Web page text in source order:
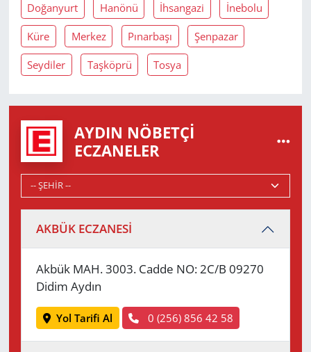
Doğanyurt Hanönü İhsangazi İnebolu
Küre Merkez Pınarbaşı Şenpazar
Seydiler Taşköprü Tosya
AYDIN NÖBETÇI
ECZANELER
AKBÜK ECZANESİ
Akbük MAH. 3003. Cadde NO: 2C/B 09270
Didim Aydın
Yol Tarifi Al 0 (256) 856 42 58